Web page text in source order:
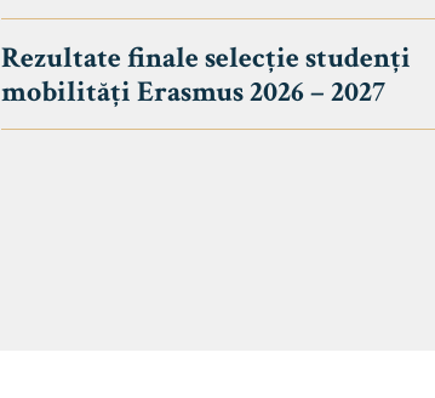
Rezultate finale selecție studenți
mobilități Erasmus 2026 – 2027